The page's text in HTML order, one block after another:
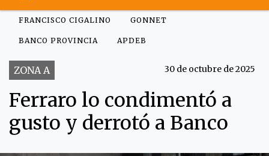
FRANCISCO CIGALINO GONNET
BANCO PROVINCIA APDEB
ZONA A 30 de octubre de 2025
Ferraro lo condimentó a
gusto y derrotó a Banco